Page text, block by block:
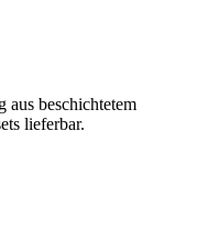
aus beschichtetem
lieferbar.